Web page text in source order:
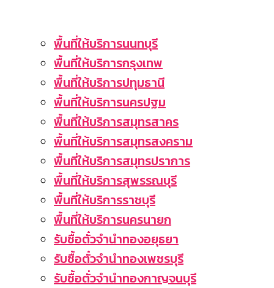
พื้นที่ให้บริการนนทบุรี
พื้นที่ให้บริการกรุงเทพ
พื้นที่ให้บริการปทุมธานี
พื้นที่ให้บริการนครปฐม
พื้นที่ให้บริการสมุทรสาคร
พื้นที่ให้บริการสมุทรสงคราม
พื้นที่ให้บริการสมุทรปราการ
พื้นที่ให้บริการสุพรรณบุรี
พื้นที่ให้บริการราชบุรี
พื้นที่ให้บริการนครนายก
รับซื้อตั๋วจำนำทองอยุธยา
รับซื้อตั๋วจำนำทองเพชรบุรี
รับซื้อตั่วจำนำทองกาญจนบุรี